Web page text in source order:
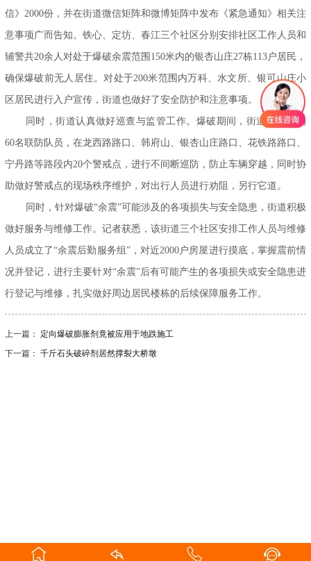
信》2000份，并在街道微信矩阵和微博矩阵中发布《紧急通知》相关注
意事项广而告知。铁心、定坊、春江三个社区分别安排社区工作人员和
辅警共20余人对处于爆破余震范围150米内的银杏山庄27栋113户居民，
确保爆破前无人居住。对处于200米范围内万科、水文所、银可山庄小
区居民进行入户宣传，街道也做好了安全防护和注意事项。
同时，街道认真做好巡查与监管工作。爆破期间，街道组织出动
60名联防队员，在龙西路路口、韩府山、银杏山庄路口、花铁路路口、
宁丹路等路段内20个警戒点，进行不间断巡防，防止车辆穿越，同时协
助做好警戒点的现场秩序维护，对出行人员进行劝阻，另行它道。
同时，针对爆破“余震”可能涉及的各项损失与安全隐患，街道积极
做好服务与维修工作。记者获悉，该街道三个社区安排工作人员与维修
人员成立了“余震后勤服务组”，对近2000户房屋进行摸底，掌握震前情
况并登记，进行主要针对“余震”后有可能产生的各项损失或安全隐患进
行登记与维修，扎实做好周边居民楼栋的后续保障服务工作。
上一篇： 定向爆破膨胀剂竟被应用于地跌施工
下一篇： 千斤石头破碎剂居然撑裂大桥墩